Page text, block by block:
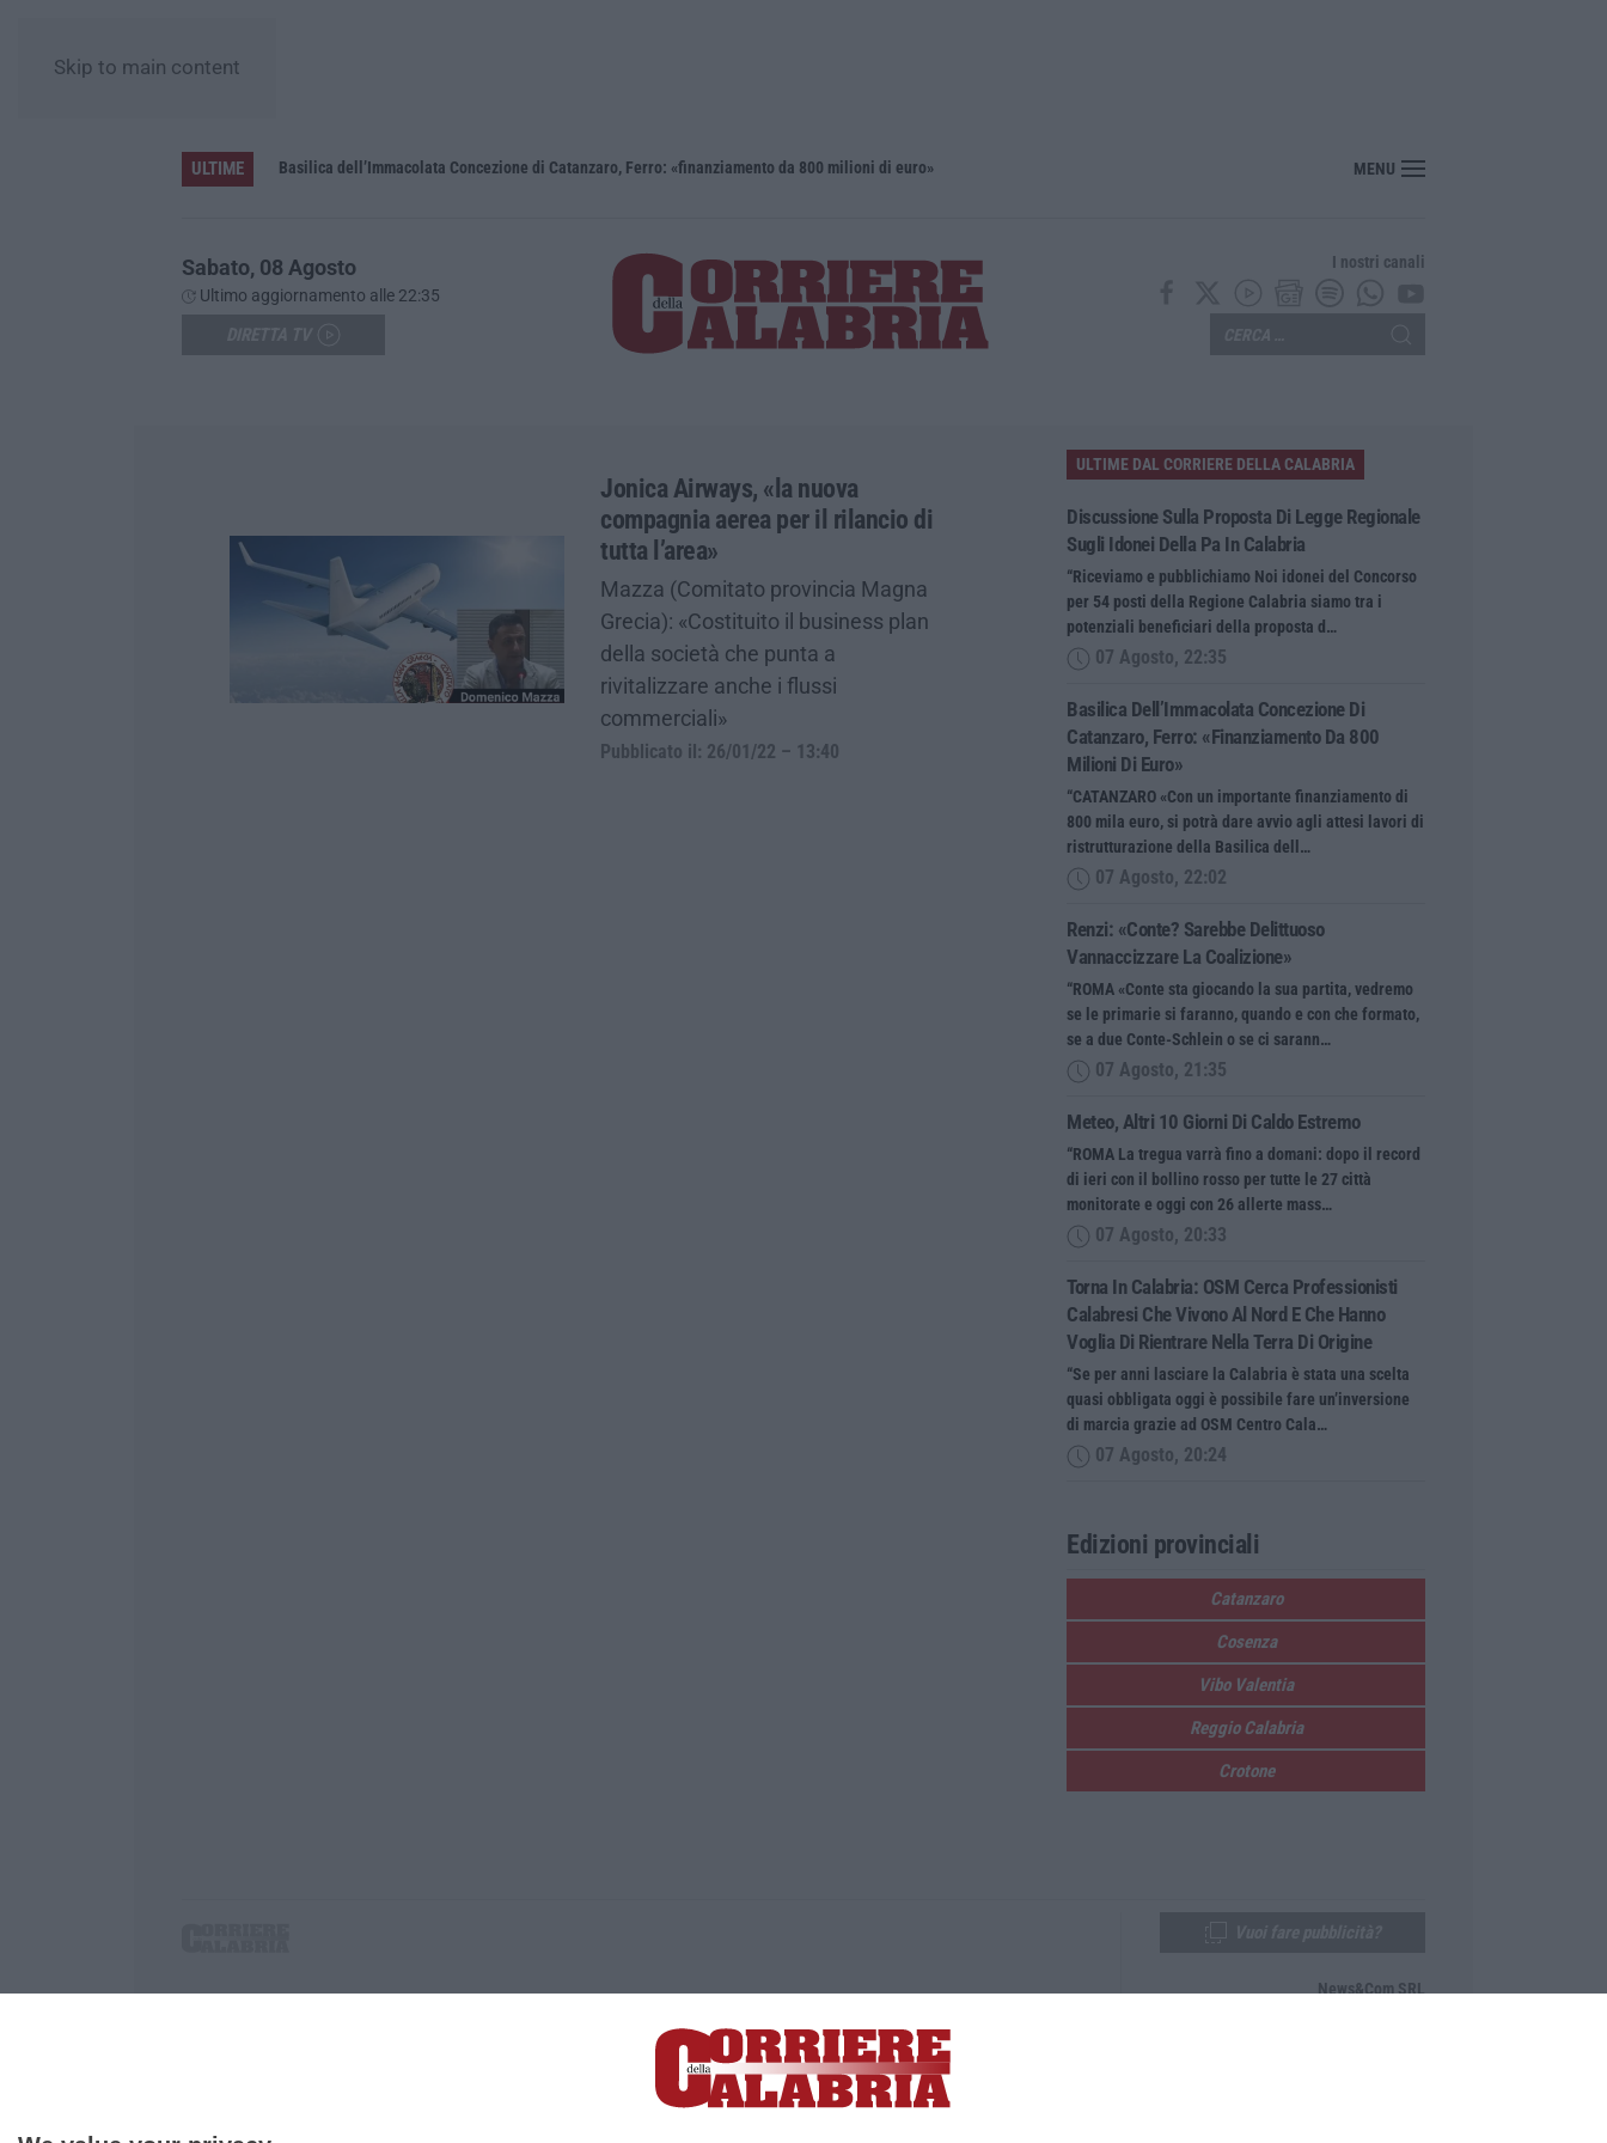
Skip to main content
ULTIME Basilica dell’Immacolata Concezione di Catanzaro, Ferro: «finanziamento da 800 milioni di euro» Renzi: «Conte? Sarebbe delittuoso vannaccizzare la coalizione»
MENU
Sabato, 08 Agosto
Ultimo aggiornamento alle 22:35
I nostri canali
Jonica Airways, «la nuova
compagnia aerea per il rilancio di
tutta l’area»
Mazza (Comitato provincia Magna
Grecia): «Costituito il business plan
della società che punta a
rivitalizzare anche i flussi
commerciali»
Pubblicato il: 26/01/22 – 13:40
ULTIME DAL CORRIERE DELLA CALABRIA
Discussione Sulla Proposta Di Legge Regionale
Sugli Idonei Della Pa In Calabria
“Riceviamo e pubblichiamo Noi idonei del Concorso
per 54 posti della Regione Calabria siamo tra i
potenziali beneficiari della proposta d…
07 Agosto, 22:35
Basilica Dell’Immacolata Concezione Di
Catanzaro, Ferro: «finanziamento Da 800
Milioni Di Euro»
“CATANZARO «Con un importante finanziamento di
800 mila euro, si potrà dare avvio agli attesi lavori di
ristrutturazione della Basilica dell…
07 Agosto, 22:02
Renzi: «Conte? Sarebbe Delittuoso
Vannaccizzare La Coalizione»
“ROMA «Conte sta giocando la sua partita, vedremo
se le primarie si faranno, quando e con che formato,
se a due Conte-Schlein o se ci sarann…
07 Agosto, 21:35
Meteo, Altri 10 Giorni Di Caldo Estremo
“ROMA La tregua varrà fino a domani: dopo il record
di ieri con il bollino rosso per tutte le 27 città
monitorate e oggi con 26 allerte mass…
07 Agosto, 20:33
Torna In Calabria: OSM Cerca Professionisti
Calabresi Che Vivono Al Nord E Che Hanno
Voglia Di Rientrare Nella Terra Di Origine
“Se per anni lasciare la Calabria è stata una scelta
quasi obbligata oggi è possibile fare un’inversione
di marcia grazie ad OSM Centro Cala…
07 Agosto, 20:24
Edizioni provinciali
Catanzaro
Cosenza
Vibo Valentia
Reggio Calabria
Crotone
P.IVA. 03199620794, Via del mare 6/G, S.Eufemia, Lamezia Terme (CZ)
Iscrizione tribunale di Lamezia Terme 5/2011 - Direttore responsabile Paola Militano |Privacy
News&Com SRL